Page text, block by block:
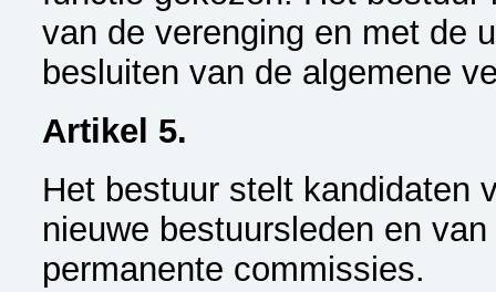
van de verenging en met de
besluiten van de algemene
Artikel 5.
Het bestuur stelt kandidaten
nieuwe bestuursleden en
permanente commissies.